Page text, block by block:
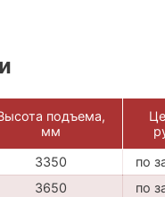
подъема,
мм
3350
по
3650
по